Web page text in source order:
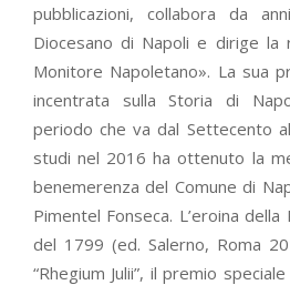
pubblicazioni, collabora da
Diocesano di Napoli e dirige la
Monitore Napoletano». La sua
incentrata sulla Storia di
periodo che va dal Settecento
studi nel 2016 ha ottenuto la
benemerenza del Comune di
Pimentel Fonseca. L’eroina
del 1799 (ed. Salerno, Roma
“Rhegium Julii”, il premio